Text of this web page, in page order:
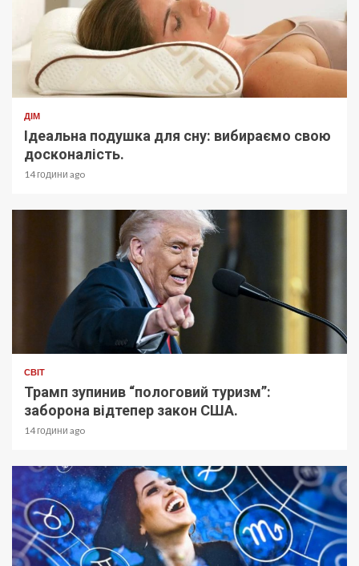
ДІМ
Ідеальна подушка для сну: вибираємо свою
досконалість.
14 години ago
СВІТ
Трамп зупинив “пологовий туризм”:
заборона відтепер закон США.
14 години ago